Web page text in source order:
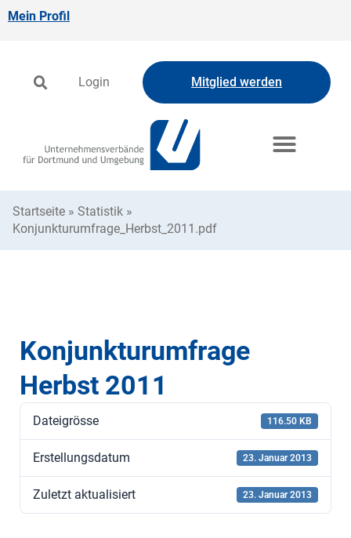
Mein Profil
Login Mitglied werden
Startseite » Statistik »
Konjunkturumfrage_Herbst_2011.pdf
Konjunkturumfrage
Herbst 2011
Dateigrösse 116.50 KB
Erstellungsdatum 23. Januar 2013
Zuletzt aktualisiert 23. Januar 2013